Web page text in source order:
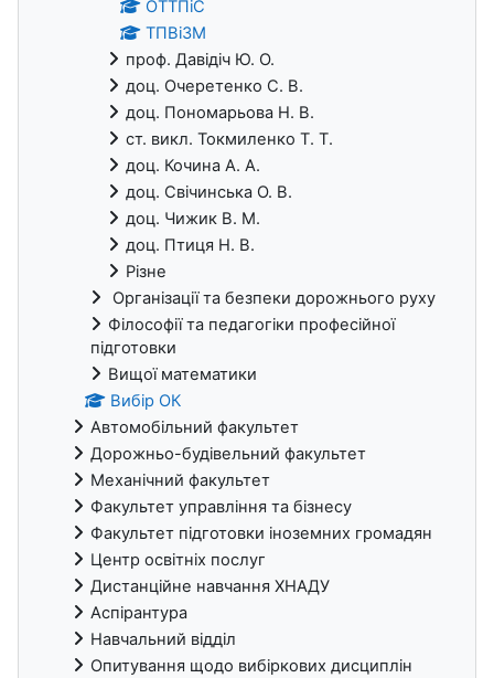
ОТТПіС
ТПВіЗМ
проф. Давідіч Ю. О.
доц. Очеретенко С. В.
доц. Пономарьова Н. В.
ст. викл. Токмиленко Т. Т.
доц. Кочина А. А.
доц. Свічинська О. В.
доц. Чижик В. М.
доц. Птиця Н. В.
Різне
Організації та безпеки дорожнього руху
Філософії та педагогіки професійної
підготовки
Вищої математики
Вибір ОК
Автомобільний факультет
Дорожньо-будівельний факультет
Механічний факультет
Факультет управління та бізнесу
Факультет підготовки іноземних громадян
Центр освітніх послуг
Дистанційне навчання ХНАДУ
Аспірантура
Навчальний відділ
Опитування щодо вибіркових дисциплін